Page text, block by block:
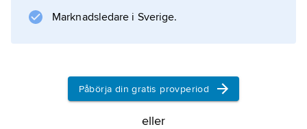
Marknadsledare i Sverige.
Påbörja din gratis provperiod
eller